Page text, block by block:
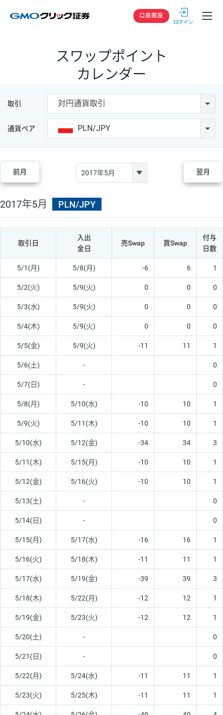
GMOクリック
口座開設
スワップポイント
カレンダー
取引 対円通貨取引
通貨ペア PLN/JPY
前月 翌月
2017年5月 PLN/JPY
取引日
入出
金日
売Swap 買Swap
付与
日数
5/1(月) 5/8(月) -6 6 1
5/2(火) 5/9(火) 0 0 0
5/3(水) 5/9(火) 0 0 0
5/4(木) 5/9(火) 0 0 0
5/5(金) 5/9(火) -11 11 1
5/6(土) - 0
5/7(日) - 0
5/8(月) 5/10(水) -10 10 1
5/9(火) 5/11(木) -10 10 1
5/10(水) 5/12(金) -34 34 3
5/11(木) 5/15(月) -10 10 1
5/12(金) 5/16(火) -10 10 1
5/13(土) - 0
5/14(日) - 0
5/15(月) 5/17(水) -16 16 1
5/16(火) 5/18(木) -11 11 1
5/17(水) 5/19(金) -39 39 3
5/18(木) 5/22(月) -12 12 1
5/19(金) 5/23(火) -12 12 1
5/20(土) - 0
5/21(日) - 0
5/22(月) 5/24(水) -11 11 1
5/23(火) 5/25(木) -11 11 1